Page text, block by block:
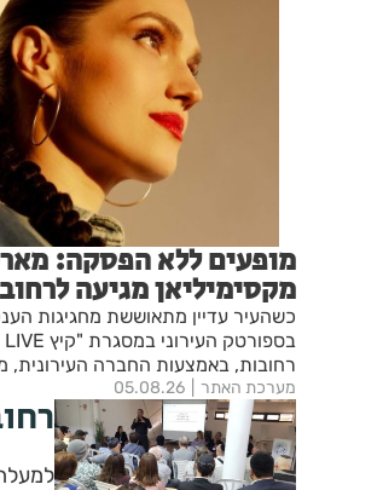
מופעים ללא הפסקה:
מקסימיליאן מגיעה
אירועי ״בימות פיס״
כשהעיר עדיין מתאוששת מחגיגות
רחובות, באמצעות החברה העירונית,
ותושבי העיר לערב מוזיקלי מיוחד עם
מהיוצרות והמבצעות המוערכות
מערכת האתר 05.08.26
למעלה מ-100 בעלי נכסים השתתפו בכנס שיתוף